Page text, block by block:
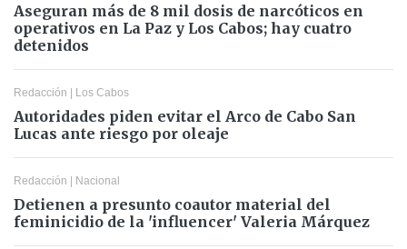
Aseguran más de 8 mil dosis de narcóticos en
operativos en La Paz y Los Cabos; hay cuatro
detenidos
Redacción | Los Cabos
Autoridades piden evitar el Arco de Cabo San
Lucas ante riesgo por oleaje
Redacción | Nacional
Detienen a presunto coautor material del
feminicidio de la 'influencer' Valeria Márquez